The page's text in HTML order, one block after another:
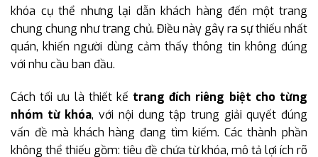
khóa cụ thể nhưng lại dẫn khách hàng đến một trang
chung chung như trang chủ. Điều này gây ra sự thiếu nhất
quán, khiến người dùng cảm thấy thông tin không đúng
với nhu cầu ban đầu.
Cách tối ưu là thiết kế trang đích riêng biệt cho từng
nhóm từ khóa, với nội dung tập trung giải quyết đúng
vấn đề mà khách hàng đang tìm kiếm. Các thành phần
không thể thiếu gồm: tiêu đề chứa từ khóa, mô tả lợi ích rõ